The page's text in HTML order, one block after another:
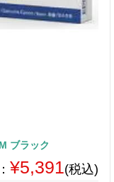
ブラック
¥5,391(税込)